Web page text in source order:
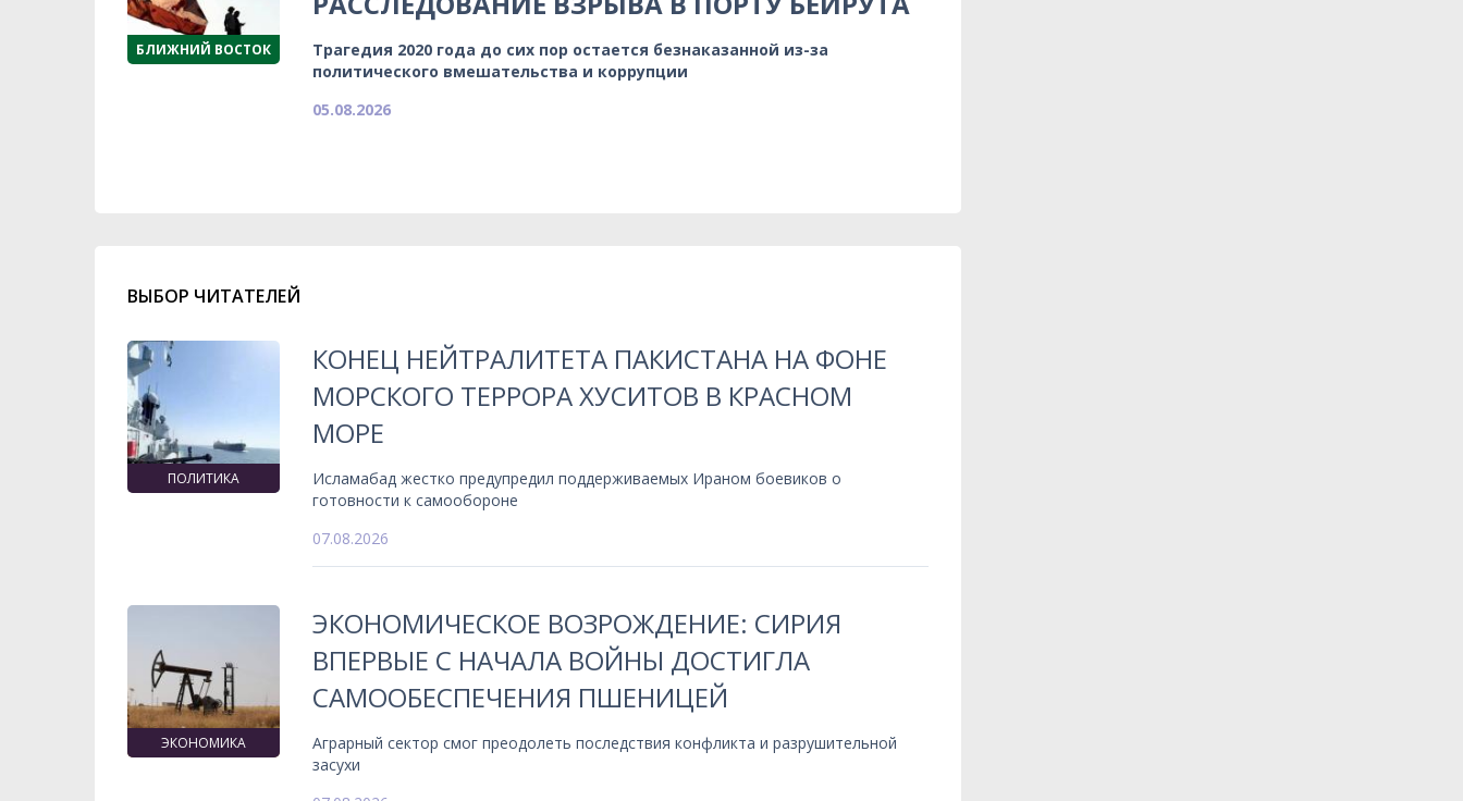
БЛИЖНИЙ ВОСТОК
Трагедия 2020 года до сих пор остается безнаказанной из-за
политического вмешательства и коррупции
05.08.2026
ВЫБОР ЧИТАТЕЛЕЙ
ПОЛИТИКА
КОНЕЦ НЕЙТРАЛИТЕТА ПАКИСТАНА НА ФОНЕ
МОРСКОГО ТЕРРОРА ХУСИТОВ В КРАСНОМ
МОРЕ
Исламабад жестко предупредил поддерживаемых Ираном боевиков о
готовности к самообороне
07.08.2026
ЭКОНОМИКА
ЭКОНОМИЧЕСКОЕ ВОЗРОЖДЕНИЕ: СИРИЯ
ВПЕРВЫЕ С НАЧАЛА ВОЙНЫ ДОСТИГЛА
САМООБЕСПЕЧЕНИЯ ПШЕНИЦЕЙ
Аграрный сектор смог преодолеть последствия конфликта и разрушительной
засухи